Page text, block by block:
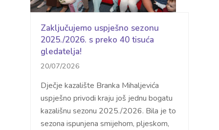
Zaključujemo uspješno sezonu
2025./2026. s preko 40 tisuća
gledatelja!
20/07/2026
Dječje kazalište Branka Mihaljevića
uspješno privodi kraju još jednu bogatu
kazališnu sezonu 2025./2026. Bila je to
sezona ispunjena smijehom, pljeskom,